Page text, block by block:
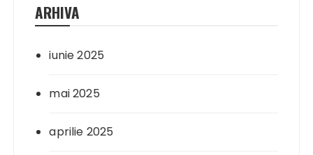
ARHIVA
iunie 2025
mai 2025
aprilie 2025